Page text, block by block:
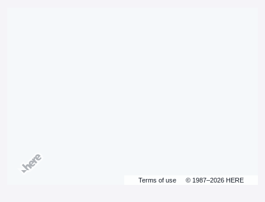
Terms of use © 1987–2026 HERE